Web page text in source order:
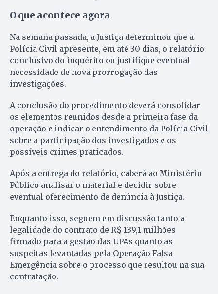
O que acontece agora
Na semana passada, a Justiça determinou que a
Polícia Civil apresente, em até 30 dias, o relatório
conclusivo do inquérito ou justifique eventual
necessidade de nova prorrogação das
investigações.
A conclusão do procedimento deverá consolidar
os elementos reunidos desde a primeira fase da
operação e indicar o entendimento da Polícia Civil
sobre a participação dos investigados e os
possíveis crimes praticados.
Após a entrega do relatório, caberá ao Ministério
Público analisar o material e decidir sobre
eventual oferecimento de denúncia à Justiça.
Enquanto isso, seguem em discussão tanto a
legalidade do contrato de R$ 139,1 milhões
firmado para a gestão das UPAs quanto as
suspeitas levantadas pela Operação Falsa
Emergência sobre o processo que resultou na sua
contratação.